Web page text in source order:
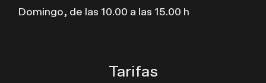
Domingo, de las 10.00 a las 15.00 h
Tarifas